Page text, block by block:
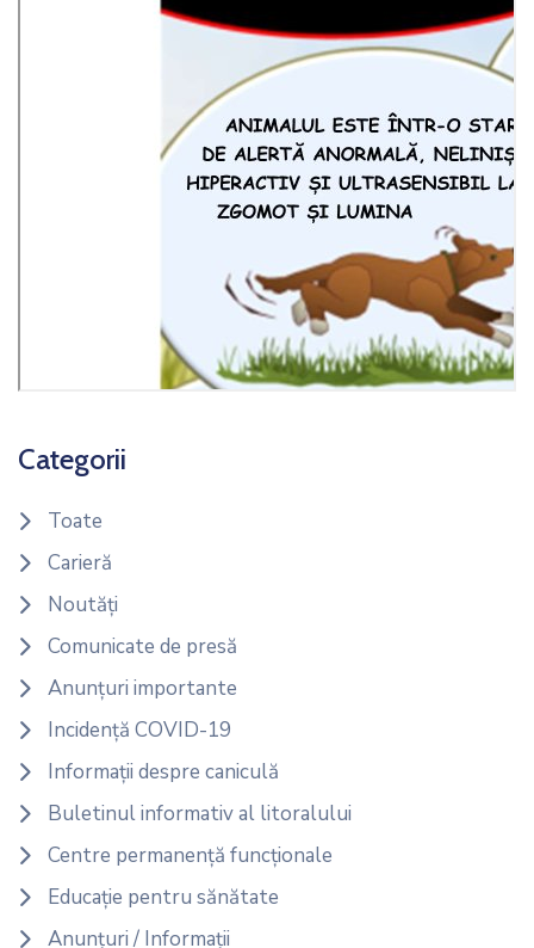
Categorii
Toate
Carieră
Noutăți
Comunicate de presă
Anunțuri importante
Incidență COVID-19
Informații despre caniculă
Buletinul informativ al litoralului
Centre permanență funcționale
Educație pentru sănătate
Anunțuri / Informații